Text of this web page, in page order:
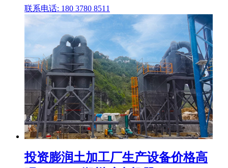
联系电话: 180 3780 8511
投资膨润土加工厂生产设备价格高